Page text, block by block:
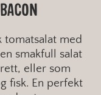
tomatsalat med
smakfull salat
eller som
fisk. En perfekt